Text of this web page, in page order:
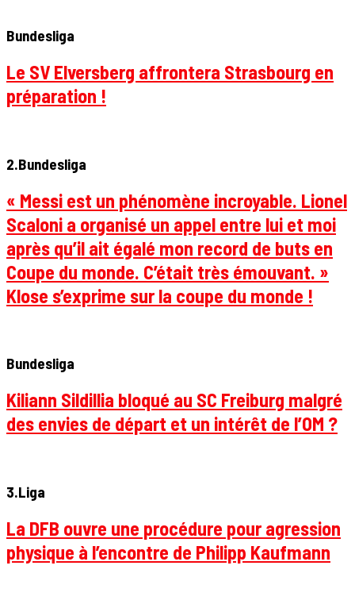
Bundesliga
Le SV Elversberg affrontera Strasbourg en
préparation !
2.Bundesliga
« Messi est un phénomène incroyable. Lionel
Scaloni a organisé un appel entre lui et moi
après qu’il ait égalé mon record de buts en
Coupe du monde. C’était très émouvant. »
Klose s’exprime sur la coupe du monde !
Bundesliga
Kiliann Sildillia bloqué au SC Freiburg malgré
des envies de départ et un intérêt de l’OM ?
3.Liga
La DFB ouvre une procédure pour agression
physique à l’encontre de Philipp Kaufmann